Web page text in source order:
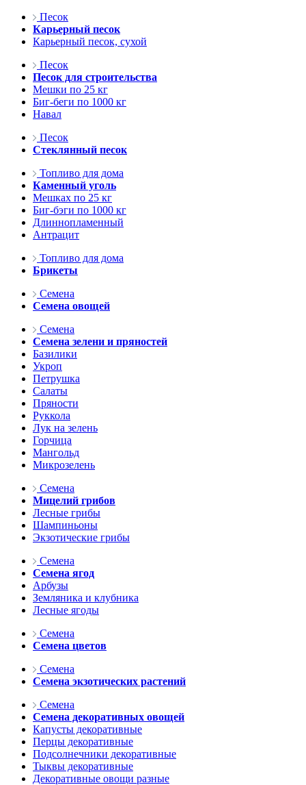
Песок
Карьерный песок
Карьерный песок, сухой
Песок
Песок для строительства
Мешки по 25 кг
Биг-беги по 1000 кг
Навал
Песок
Стеклянный песок
Топливо для дома
Каменный уголь
Мешках по 25 кг
Биг-бэги по 1000 кг
Длиннопламенный
Антрацит
Топливо для дома
Брикеты
Семена
Семена овощей
Семена
Семена зелени и пряностей
Базилики
Укроп
Петрушка
Салаты
Пряности
Руккола
Лук на зелень
Горчица
Мангольд
Микрозелень
Семена
Мицелий грибов
Лесные грибы
Шампиньоны
Экзотические грибы
Семена
Семена ягод
Арбузы
Земляника и клубника
Лесные ягоды
Семена
Семена цветов
Семена
Семена экзотических растений
Семена
Семена декоративных овощей
Капусты декоративные
Перцы декоративные
Подсолнечники декоративные
Тыквы декоративные
Декоративные овощи разные